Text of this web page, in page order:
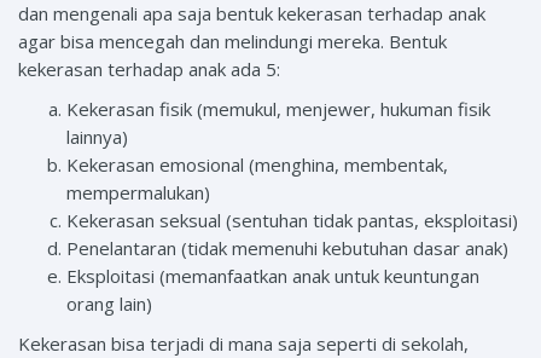
dan mengenali apa saja bentuk kekerasan terhadap anak
agar bisa mencegah dan melindungi mereka. Bentuk
kekerasan terhadap anak ada 5:
Kekerasan fisik (memukul, menjewer, hukuman fisik
lainnya)
Kekerasan emosional (menghina, membentak,
mempermalukan)
Kekerasan seksual (sentuhan tidak pantas, eksploitasi)
Penelantaran (tidak memenuhi kebutuhan dasar anak)
Eksploitasi (memanfaatkan anak untuk keuntungan
orang lain)
Kekerasan bisa terjadi di mana saja seperti di sekolah,